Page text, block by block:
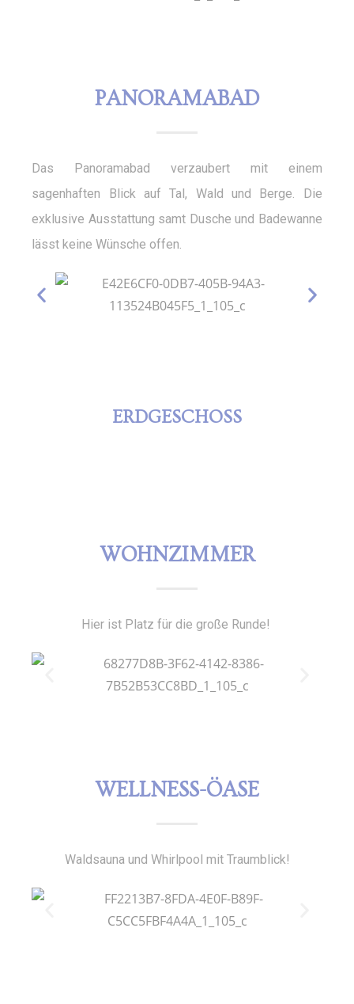
PANORAMABAD
Das Panoramabad verzaubert mit einem
sagenhaften Blick auf Tal, Wald und Berge. Die
exklusive Ausstattung samt Dusche und Badewanne
lässt keine Wünsche offen.
ERDGESCHOSS
WOHNZIMMER
Hier ist Platz für die große Runde!
WELLNESS-ÖASE
Waldsauna und Whirlpool mit Traumblick!